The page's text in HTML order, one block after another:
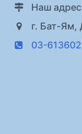
Наш
г. Бат-Ям,
03-